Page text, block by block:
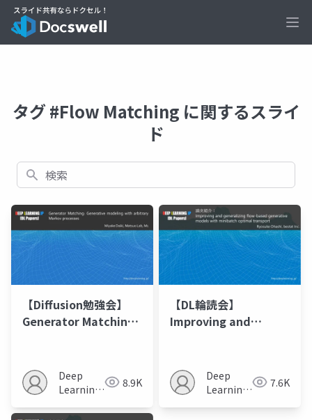
タグ #Flow Matching に関するスライ
ド
検索
【Diffusion勉強会】
Generator Matching:
Markov processes
Deep
Learning
8.9K
【DL輪読会】
Improving and
models with
minibatch optimal
transport
Deep
Learning
7.6K